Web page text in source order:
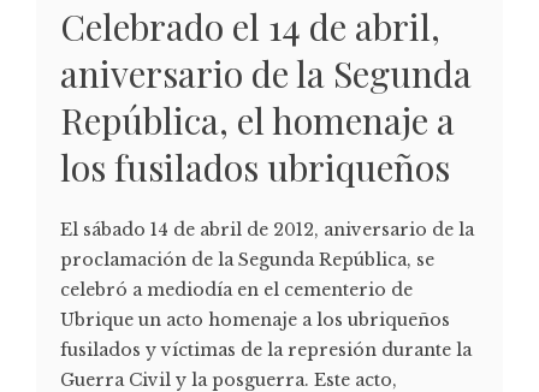
Celebrado el 14 de abril,
aniversario de la Segunda
República, el homenaje a
los fusilados ubriqueños
El sábado 14 de abril de 2012, aniversario de la
proclamación de la Segunda República, se
celebró a mediodía en el cementerio de
Ubrique un acto homenaje a los ubriqueños
fusilados y víctimas de la represión durante la
Guerra Civil y la posguerra. Este acto,